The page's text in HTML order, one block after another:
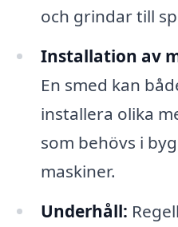
och grindar till
Installation av
En smed kan
installera olika
som behövs i
maskiner.
Underhåll: